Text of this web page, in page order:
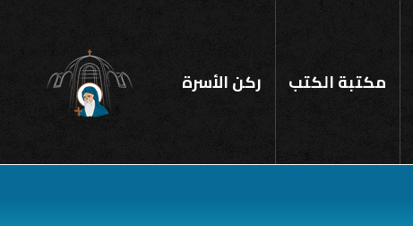
ركن الأسرة مكتبة الكتب